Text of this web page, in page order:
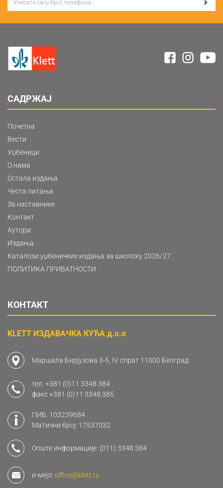
САДРЖАЈ
Почетна
Вести
Уџбеници
О нама
Остала издања
Честа питања
За наставнике
Контакт
Аутори
Издања
Каталози уџбеничких издања за школску 2026/27.
ПОЛИТИКА ПРИВАТНОСТИ
КОНТАКТ
KLETT ИЗДАВАЧКА КУЋА д.о.о
Маршала Бирјузова 3-5, IV спрат 11000 Београд
тел. +381 (0)11 3348 384
факс+381 (0)11 3348 385
ПИБ: 103239684
Матични број: 17537032
Опште информације: (011) 3348 384
и-мејл: office@klett.rs